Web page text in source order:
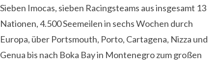
Sieben Imocas, sieben Racingsteams aus insgesamt 13
Nationen, 4.500 Seemeilen in sechs Wochen durch
Europa, über Portsmouth, Porto, Cartagena, Nizza und
Genua bis nach Boka Bay in Montenegro zum großen